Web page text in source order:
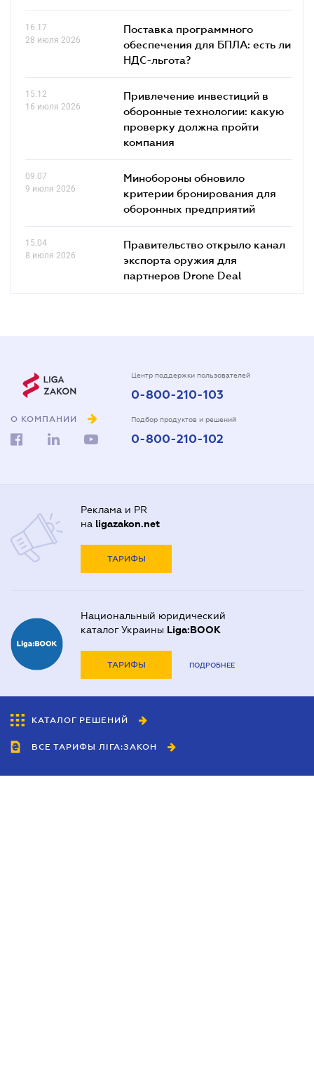
16.17
28 июля 2026
Поставка программного
обеспечения для БПЛА: есть ли
НДС-льгота?
15.12
16 июля 2026
Привлечение инвестиций в
оборонные технологии: какую
проверку должна пройти
компания
09.07
9 июля 2026
Минобороны обновило
критерии бронирования для
оборонных предприятий
15.04
8 июля 2026
Правительство открыло канал
экспорта оружия для
партнеров Drone Deal
О КОМПАНИИ
Центр поддержки пользователей
0-800-210-103
Подбор продуктов и решений
0-800-210-102
Реклама и PR
на ligazakon.net
ТАРИФЫ
Национальный юридический
каталог Украины Liga:BOOK
ТАРИФЫ ПОДРОБНЕЕ
КАТАЛОГ РЕШЕНИЙ
ВСЕ ТАРИФЫ ЛІГА:ЗАКОН